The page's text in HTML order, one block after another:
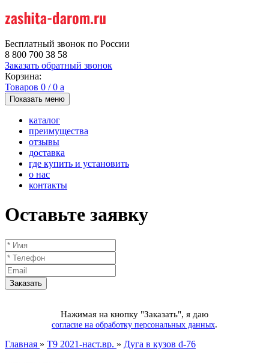
Бесплатный звонок по России
8 800 700 38 58
Заказать обратный звонок
Корзина:
Товаров 0 /0 a
Показать меню
каталог
преимущества
отзывы
доставка
где купить и установить
о нас
контакты
Оставьте заявку
Нажимая на кнопку "Заказать", я даю
согласие на обработку персональных данных.
Главная » T9 2021-наст.вр. » Дуга в кузов d-76